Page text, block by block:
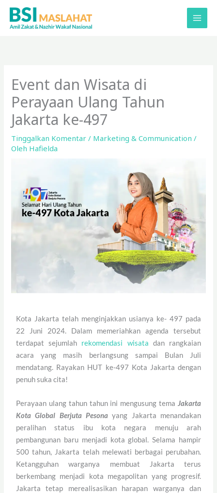
Lewati
konten
Event dan Wisata di
Perayaan Ulang Tahun
Jakarta ke-497
Tinggalkan Komentar / Marketing & Communication /
Oleh Hafielda
Kota Jakarta telah menginjakkan usianya ke- 497 pada
22 Juni 2024. Dalam memeriahkan agenda tersebut
terdapat sejumlah rekomendasi wisata dan rangkaian
acara yang masih berlangsung sampai Bulan Juli
mendatang. Rayakan HUT ke-497 Kota Jakarta dengan
penuh suka cita!
Perayaan ulang tahun tahun ini mengusung tema Jakarta
Kota Global Berjuta Pesona yang Jakarta menandakan
peralihan status ibu kota negara menuju arah
pembangunan baru menjadi kota global. Selama hampir
500 tahun, Jakarta telah melewati berbagai perubahan.
Ketangguhan warganya membuat Jakarta terus
berkembang menjadi kota megapolitan yang progresif.
Jakarta tetap merealisasikan harapan warganya dan